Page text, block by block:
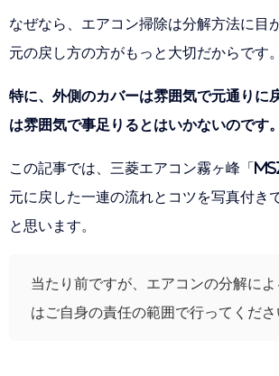
なぜなら、エアコン掃除は分解方法に目
元の戻し方の方がもっと大切だからです。
特に、外側のカバーは雰囲気で元通りに
は雰囲気で事足りるとはいかないのです。
この記事では、三菱エアコン霧ヶ峰「
元に戻した一連の流れとコツを写真付き
と思います。
当たり前ですが、エアコンの分解によ
はご自身の責任の範囲で行ってくださ